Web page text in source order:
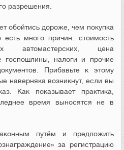
разрешения.
обойтись дороже, чем покупка
много причин: стоимость
автомастерских, цена
госпошлины, налоги и прочие
Прибавьте к этому
наверняка возникнут, если вы
Как показывает практика,
время выносятся не в
путём и предложить
за регистрацию